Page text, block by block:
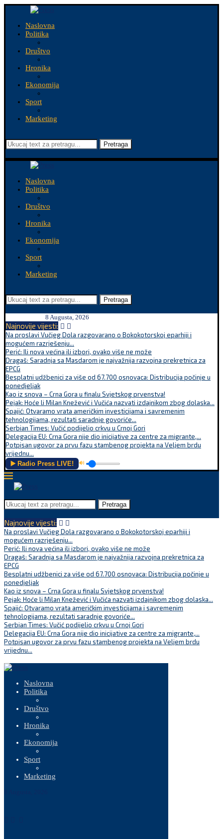
Naslovna
Politika
Društvo
Hronika
Ekonomija
Sport
Marketing
Pretraga
Naslovna
Politika
Društvo
Hronika
Ekonomija
Sport
Marketing
Pretraga
8 Augusta, 2026
Najnovije vijesti:
Na proslavi Vučjeg Dola razgovarano o Bokokotorskoj eparhiji i
mogućem razrješenju...
Perić: Ili nova većina ili izbori, ovako više ne može
Dragaš: Saradnja sa Masdarom je najvažnija razvojna prekretnica za
EPCG
Besplatni udžbenici za više od 67.700 osnovaca: Distribucija počinje u
ponedjeljak
Kao iz snova – Crna Gora u finalu Svjetskog prvenstva!
Pejak: Hoće li Milan Knežević i Vučića nazvati izdajnikom zbog dolaska...
Spajić: Otvaramo vrata američkim investicijama i savremenim
tehnologijama, rezultati saradnje govoriće...
Serbian Times: Vučić podijelio crkvu u Crnoj Gori
Delegacija EU: Crna Gora nije dio inicijative za centre za migrante,...
Potpisan ugovor za prvu fazu stambenog projekta na Veljem brdu
vrijednu...
▶️ Radio Press LIVE! 🔊
Pretraga
Najnovije vijesti:
Na proslavi Vučjeg Dola razgovarano o Bokokotorskoj eparhiji i
mogućem razrješenju...
Perić: Ili nova većina ili izbori, ovako više ne može
Dragaš: Saradnja sa Masdarom je najvažnija razvojna prekretnica za
EPCG
Besplatni udžbenici za više od 67.700 osnovaca: Distribucija počinje u
ponedjeljak
Kao iz snova – Crna Gora u finalu Svjetskog prvenstva!
Pejak: Hoće li Milan Knežević i Vučića nazvati izdajnikom zbog dolaska...
Spajić: Otvaramo vrata američkim investicijama i savremenim
tehnologijama, rezultati saradnje govoriće...
Serbian Times: Vučić podijelio crkvu u Crnoj Gori
Delegacija EU: Crna Gora nije dio inicijative za centre za migrante,...
Potpisan ugovor za prvu fazu stambenog projekta na Veljem brdu
vrijednu...
Naslovna
Politika
Društvo
Hronika
Ekonomija
Sport
Marketing